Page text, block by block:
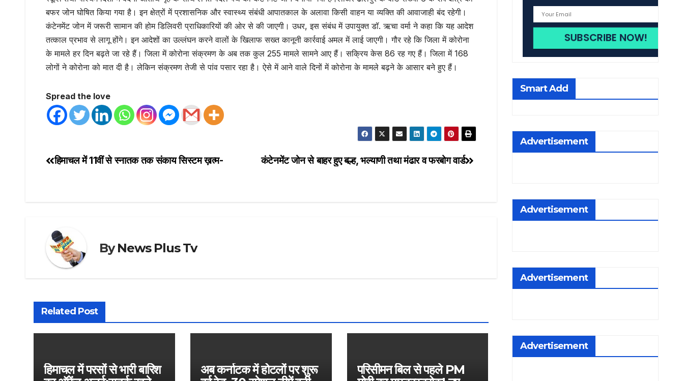
बफर जोन घोषित किया गया है। इन क्षेत्रों में प्रशासनिक और स्वास्थ्य संबंधी आपातकाल के अलावा किसी वाहन या व्यक्ति की आवाजाही बंद रहेगी।
कंटेनमेंट जोन में जरूरी सामान की होम डिलिवरी प्राधिकारियों की ओर से की जाएगी। उधर, इस संबंध में उपायुक्त डॉ. ऋचा वर्मा ने कहा कि यह आदेश
तत्काल प्रभाव से लागू होंगे। इन आदेशों का उल्लंघन करने वालों के खिलाफ सख्त कानूनी कार्रवाई अमल में लाई जाएगी। गौर रहे कि जिला में कोरोना
के मामले हर दिन बढ़ते जा रहे हैं। जिला में कोरोना संक्रमण के अब तक कुल 255 मामले सामने आए हैं। सक्रिय केस 86 रह गए हैं। जिला में 168
लोगों ने कोरोना को मात दी है। लेकिन संक्रमण तेजी से पांव पसार रहा है। ऐसे में आने वाले दिनों में कोरोना के मामले बढ़ने के आसार बने हुए हैं।
Spread the love
कंटेनमेंट जोन से बाहर हुए बल्ह, भल्याणी तथा मंढार व फरबोग वार्ड
हिमाचल में 11वीं से स्नातक तक संकाय सिस्टम ख़त्म-
ByNews Plus Tv
Related Post
हिमाचल में परसों से भारी बारिश
अब कर्नाटक में होटलों पर शुरू
परिसीमन बिल से पहले PM
Smart Add
Advertisement
Advertisement
Advertisement
Advertisement